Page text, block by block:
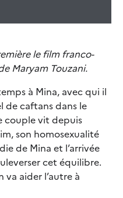
le film franco-
Maryam Touzani.
à Mina, avec qui il
caftans dans le
couple vit depuis
son homosexualité
de Mina et l’arrivée
cet équilibre.
va aider l’autre à